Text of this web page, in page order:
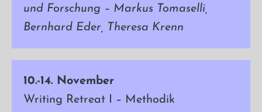
und Forschung – Markus Tomaselli,
Bernhard Eder, Theresa Krenn
10.-14. November
Writing Retreat I – Methodik